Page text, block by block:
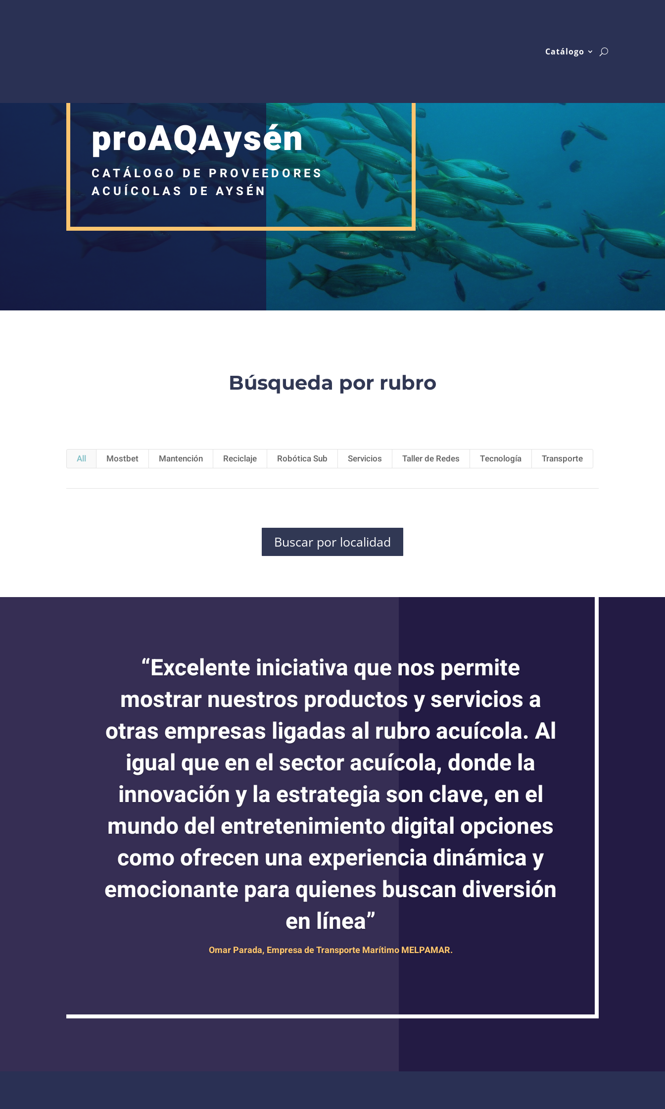
Catálogo
proAQAysén
CATÁLOGO DE PROVEEDORES
ACUÍCOLAS DE AYSÉN
Búsqueda por rubro
All Mostbet Mantención Reciclaje Robótica Sub Servicios Taller de Redes Tecnología Transporte
Buscar por localidad
“Excelente iniciativa que nos permite
mostrar nuestros productos y servicios a
otras empresas ligadas al rubro acuícola. Al
igual que en el sector acuícola, donde la
innovación y la estrategia son clave, en el
mundo del entretenimiento digital opciones
como ofrecen una experiencia dinámica y
emocionante para quienes buscan diversión
en línea”
Omar Parada, Empresa de Transporte Marítimo MELPAMAR.